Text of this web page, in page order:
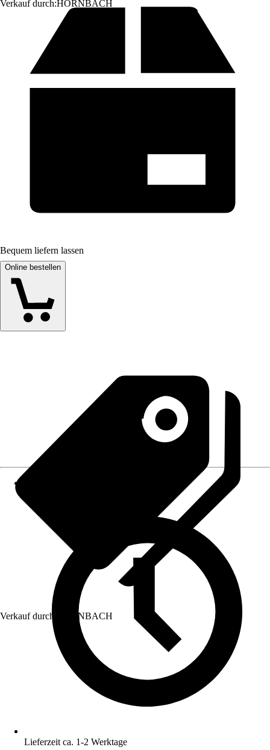
Verkauf durch:HORNBACH
Bequem liefern lassen
Online bestellen
Verkauf durch: HORNBACH
Lieferzeit ca. 1-2 Werktage